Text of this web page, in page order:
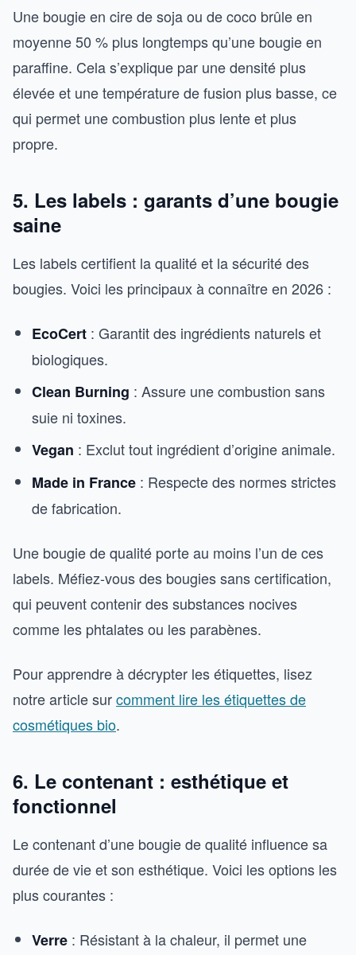
Une bougie en cire de soja ou de coco brûle en
moyenne 50 % plus longtemps qu’une bougie en
paraffine. Cela s’explique par une densité plus
élevée et une température de fusion plus basse, ce
qui permet une combustion plus lente et plus
propre.
5. Les labels : garants d’une bougie
saine
Les labels certifient la qualité et la sécurité des
bougies. Voici les principaux à connaître en 2026 :
EcoCert : Garantit des ingrédients naturels et
biologiques.
Clean Burning : Assure une combustion sans
suie ni toxines.
Vegan : Exclut tout ingrédient d’origine animale.
Made in France : Respecte des normes strictes
de fabrication.
Une bougie de qualité porte au moins l’un de ces
labels. Méfiez-vous des bougies sans certification,
qui peuvent contenir des substances nocives
comme les phtalates ou les parabènes.
Pour apprendre à décrypter les étiquettes, lisez
notre article surcomment lire les étiquettes de
cosmétiques bio.
6. Le contenant : esthétique et
fonctionnel
Le contenant d’une bougie de qualité influence sa
durée de vie et son esthétique. Voici les options les
plus courantes :
Verre : Résistant à la chaleur, il permet une